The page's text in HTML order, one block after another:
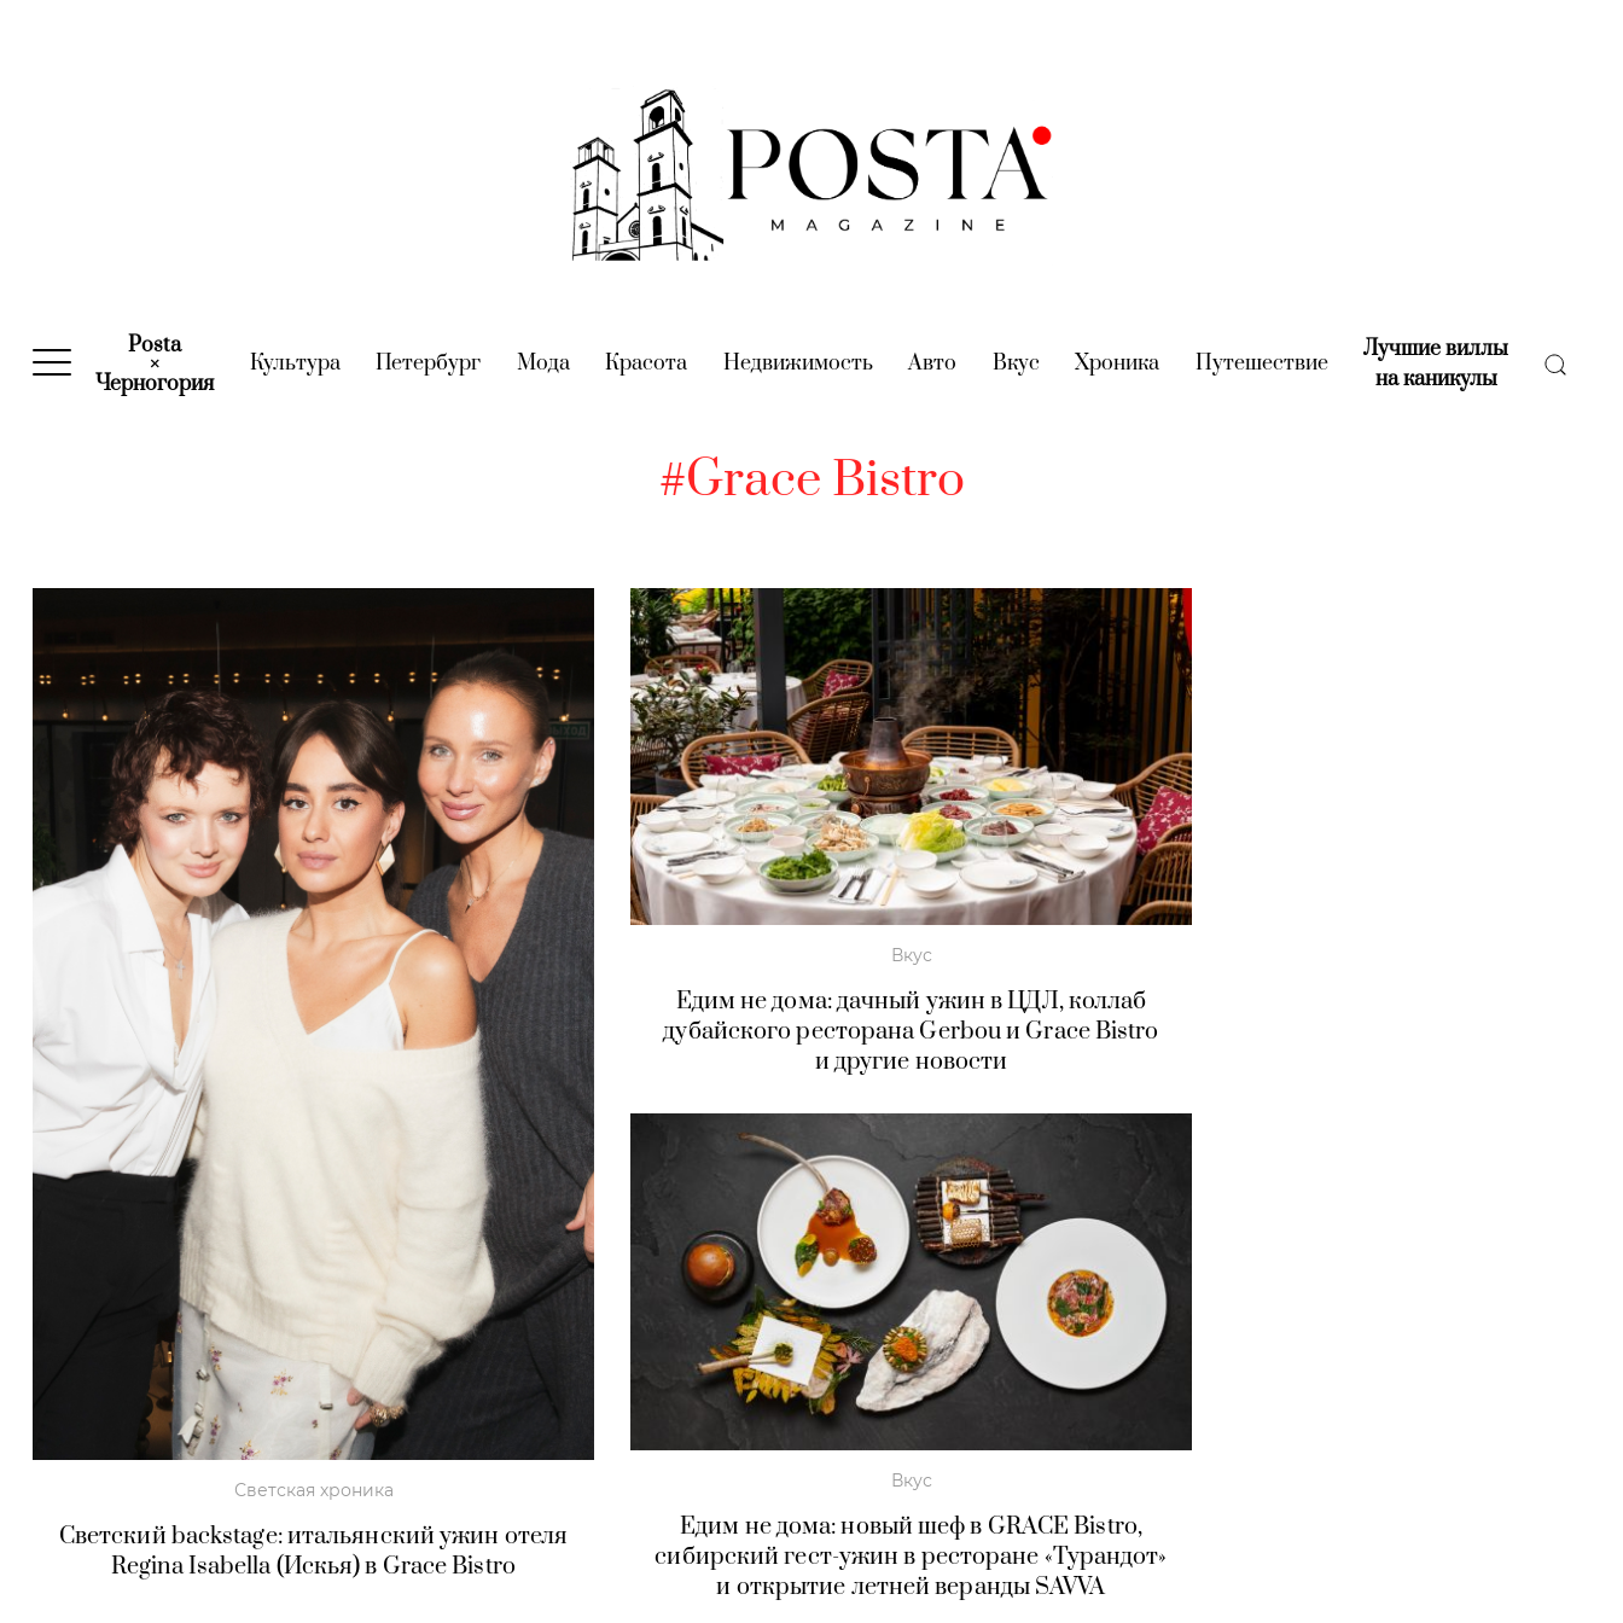
Posta
×
Черногория(current)
Культура(current)
Петербург (current)
Мода(current)
Красота (current)
Недвижимость(current)
Авто (current)
Вкус (current)
Хроника (current)
Путешествие(current)
Лучшие виллы
на каникулы(current)
#Grace Bistro
Светская хроника
Светский backstage: итальянский ужин отеля
Regina Isabella (Искья) в Grace Bistro
Вкус
Едим не дома: дачный ужин в ЦДЛ, коллаб
дубайского ресторана Gerbou и Grace Bistro
и другие новости
Вкус
Едим не дома: новый шеф в GRACE Bistro,
сибирский гест-ужин в ресторане «Турандот»
и открытие летней веранды SAVVA